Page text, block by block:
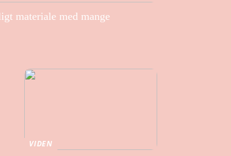
materiale med mange
VIDEN